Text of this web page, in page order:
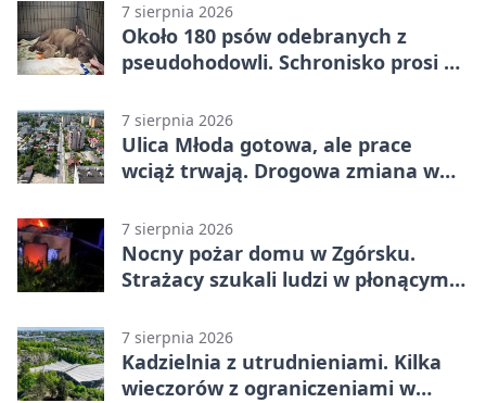
7 sierpnia 2026
Około 180 psów odebranych z
pseudohodowli. Schronisko prosi o
7 sierpnia 2026
Ulica Młoda gotowa, ale prace
wciąż trwają. Drogowa zmiana w
7 sierpnia 2026
Nocny pożar domu w Zgórsku.
Strażacy szukali ludzi w płonącym
7 sierpnia 2026
Kadzielnia z utrudnieniami. Kilka
wieczorów z ograniczeniami w